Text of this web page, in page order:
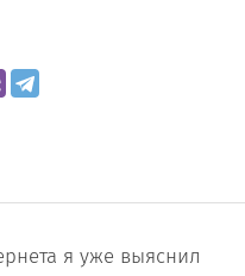
я уже выяснил